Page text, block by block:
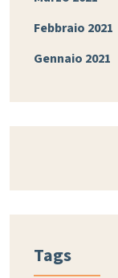
Febbraio 2021
Gennaio 2021
Tags